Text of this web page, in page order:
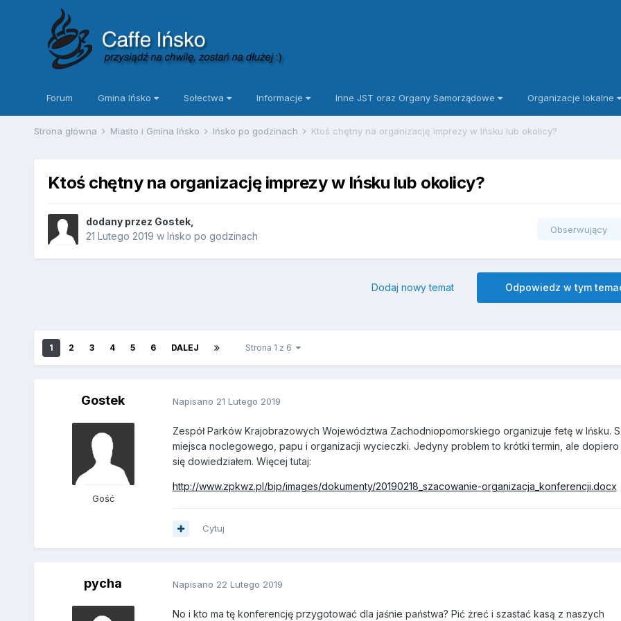
Forum Gmina Ińsko Sołectwa Informacje Inne JST oraz Organy Samorządowe Organizacje lokalne
Strona główna Miasto i Gmina Ińsko Ińsko po godzinach Ktoś chętny na organizację imprezy w Ińsku lub okolicy?
Ktoś chętny na organizację imprezy w Ińsku lub okolicy?
dodany przez Gostek,
21 Lutego 2019 w Ińsko po godzinach
Obserwujący
Odpowiedz w tym
Dodaj nowy temat
1 2 3 4 5 6 DALEJ Strona 1 z 6
Gostek
Gość
Napisano 21 Lutego 2019
Zespół Parków Krajobrazowych Województwa Zachodniopomorskiego organizuje fetę w Ińsku.
miejsca noclegowego, papu i organizacji wycieczki. Jedyny problem to krótki termin, ale dopiero
się dowiedziałem. Więcej tutaj:
http://www.zpkwz.pl/bip/images/dokumenty/20190218_szacowanie-organizacja_konferencji.docx
Cytuj
pycha Napisano 22 Lutego 2019
No i kto ma tę konferencję przygotować dla jaśnie państwa? Pić żreć i szastać kasą z naszych